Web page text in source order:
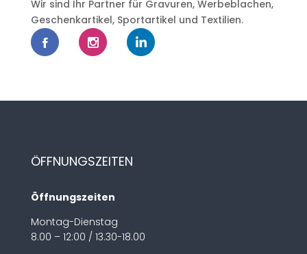
Wir sind Ihr Partner für Gravuren, Werbeblachen,
Geschenkartikel, Sportartikel und Textilien.
ÖFFNUNGSZEITEN
Öffnungszeiten
Montag-Dienstag
8.00 – 12:00 / 13.30-18.00